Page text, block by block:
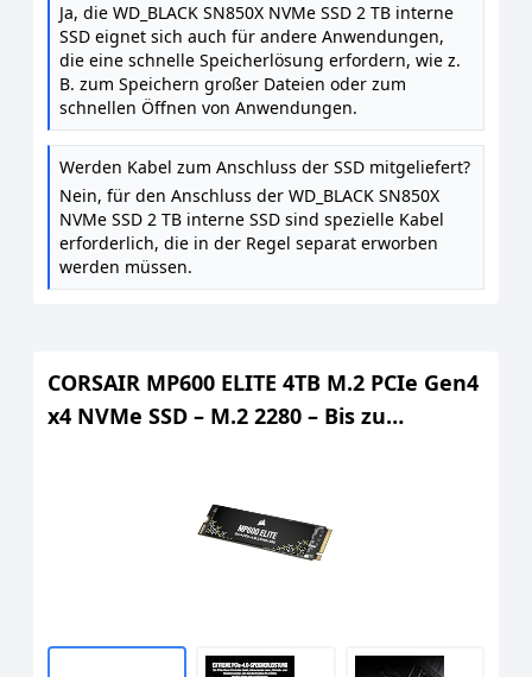
Ja, die WD_BLACK SN850X NVMe SSD 2 TB interne
SSD eignet sich auch für andere Anwendungen,
die eine schnelle Speicherlösung erfordern, wie z.
B. zum Speichern großer Dateien oder zum
schnellen Öffnen von Anwendungen.
Werden Kabel zum Anschluss der SSD mitgeliefert?
Nein, für den Anschluss der WD_BLACK SN850X
NVMe SSD 2 TB interne SSD sind spezielle Kabel
erforderlich, die in der Regel separat erworben
werden müssen.
CORSAIR MP600 ELITE 4TB M.2 PCIe Gen4
x4 NVMe SSD – M.2 2280 – Bis zu
Desktops und Laptops – Schwarz